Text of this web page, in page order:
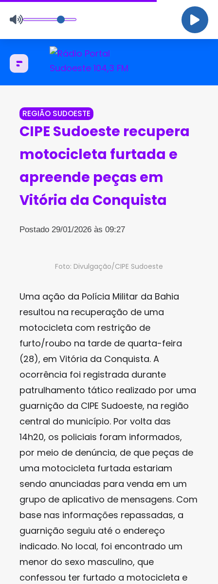
REGIÃO SUDOESTE
CIPE Sudoeste recupera
motocicleta furtada e
apreende peças em
Vitória da Conquista
Postado 29/01/2026 às 09:27
Foto: Divulgação/CIPE Sudoeste
Uma ação da Polícia Militar da Bahia
resultou na recuperação de uma
motocicleta com restrição de
furto/roubo na tarde de quarta-feira
(28), em Vitória da Conquista. A
ocorrência foi registrada durante
patrulhamento tático realizado por uma
guarnição da CIPE Sudoeste, na região
central do município. Por volta das
14h20, os policiais foram informados,
por meio de denúncia, de que peças de
uma motocicleta furtada estariam
sendo anunciadas para venda em um
grupo de aplicativo de mensagens. Com
base nas informações repassadas, a
guarnição seguiu até o endereço
indicado. No local, foi encontrado um
menor do sexo masculino, que
confessou ter furtado a motocicleta e